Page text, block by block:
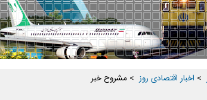
> اخبار اقتصادی روز ‏ > مشروح خبر